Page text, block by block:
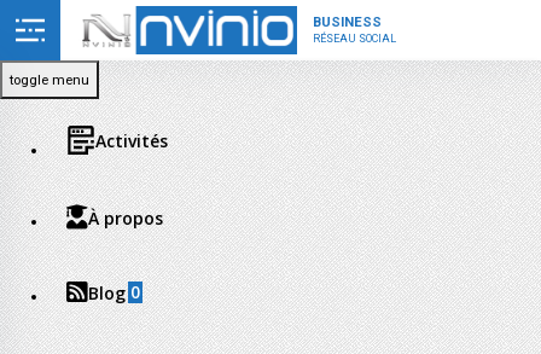
Skip
content
BUSINESS
RÉSEAU SOCIAL
toggle menu
Activités
À propos
Blog 0